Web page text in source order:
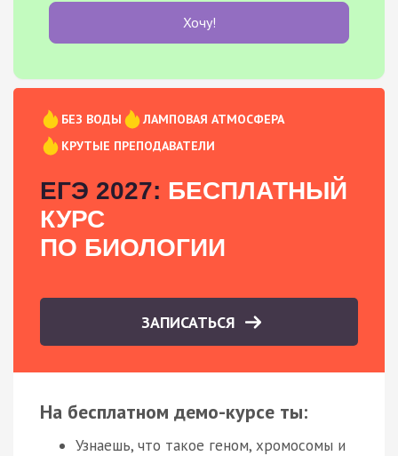
Хочу!
БЕЗ ВОДЫ
ЛАМПОВАЯ АТМОСФЕРА
КРУТЫЕ ПРЕПОДАВАТЕЛИ
ЕГЭ 2027: БЕСПЛАТНЫЙ
КУРС
ПО БИОЛОГИИ
ЗАПИСАТЬСЯ
На бесплатном демо-курсе ты:
Узнаешь, что такое геном, хромосомы и